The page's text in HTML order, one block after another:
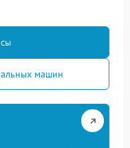
машин